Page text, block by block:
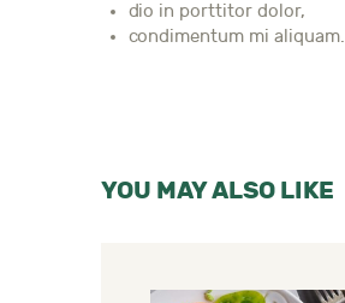
dio in porttitor dolor,
condimentum mi aliquam.
YOU MAY ALSO LIKE